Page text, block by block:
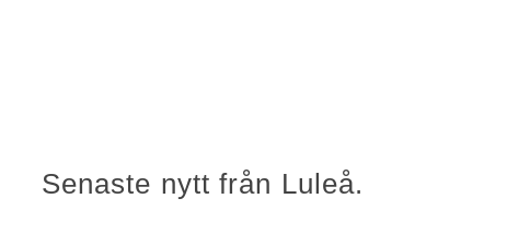
Senaste nytt från Luleå.